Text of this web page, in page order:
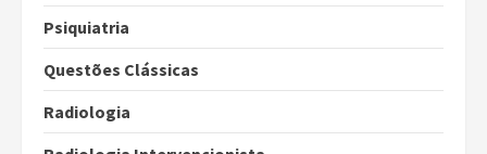
Psiquiatria
Questões Clássicas
Radiologia